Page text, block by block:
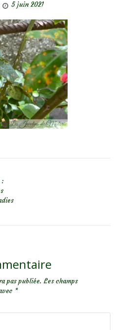
5 juin 2021
:
pas publiée. Les champs
*